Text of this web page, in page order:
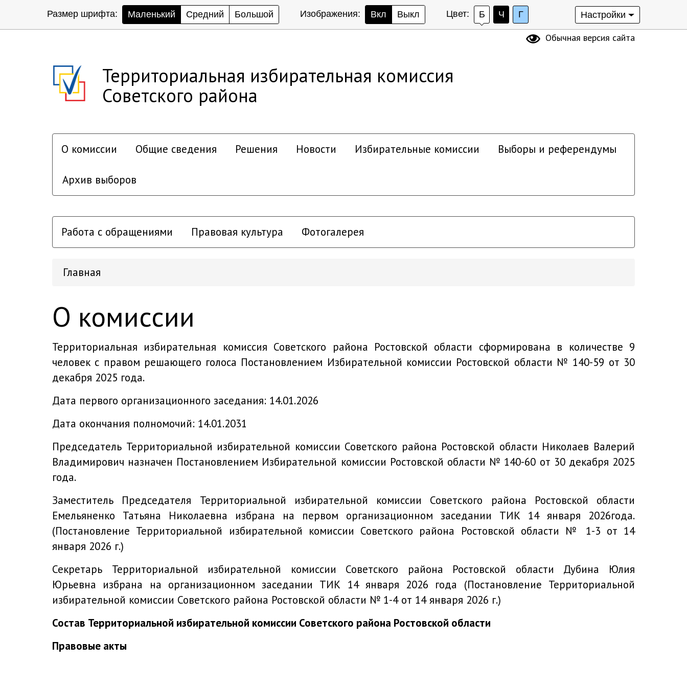
Размер шрифта: Маленький Средний Большой Изображения: Вкл Выкл Цвет: Б Ч Г Настройки
Обычная версия сайта
Территориальная избирательная комиссия
Советского района
О комиссии Общие сведения Решения Новости Избирательные комиссии Выборы и референдумы
Архив выборов
Работа с обращениями Правовая культура Фотогалерея
Главная
О комиссии
Территориальная избирательная комиссия Советского района Ростовской области сформирована в количестве 9
человек с правом решающего голоса Постановлением Избирательной комиссии Ростовской области № 140-59 от 30
декабря 2025 года.
Дата первого организационного заседания: 14.01.2026
Дата окончания полномочий: 14.01.2031
Председатель Территориальной избирательной комиссии Советского района Ростовской области Николаев Валерий
Владимирович назначен Постановлением Избирательной комиссии Ростовской области № 140-60 от 30 декабря 2025
года.
Заместитель Председателя Территориальной избирательной комиссии Советского района Ростовской области
Емельяненко Татьяна Николаевна избрана на первом организационном заседании ТИК 14 января 2026года.
(Постановление Территориальной избирательной комиссии Советского района Ростовской области № 1-3 от 14
января 2026 г.)
Секретарь Территориальной избирательной комиссии Советского района Ростовской области Дубина Юлия
Юрьевна избрана на организационном заседании ТИК 14 января 2026 года (Постановление Территориальной
избирательной комиссии Советского района Ростовской области № 1-4 от 14 января 2026 г.)
Состав Территориальной избирательной комиссии Советского района Ростовской области
Правовые акты